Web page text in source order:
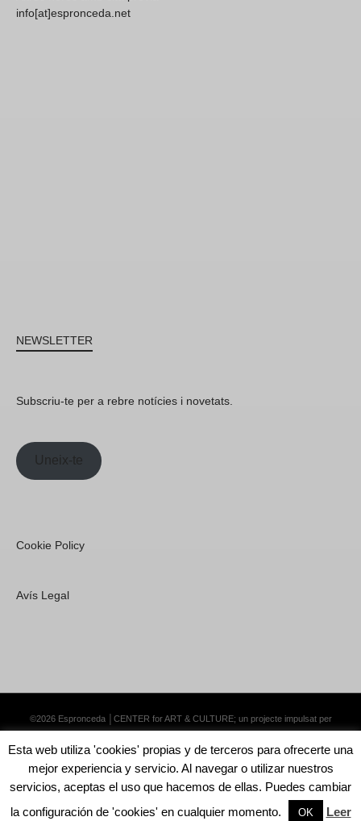
info[at]espronceda.net
NEWSLETTER
Subscriu-te per a rebre notícies i novetats.
Uneix-te
Cookie Policy
Avís Legal
©2026 Espronceda │CENTER for ART & CULTURE; un projecte impulsat per
Esta web utiliza 'cookies' propias y de terceros para ofrecerte una
mejor experiencia y servicio. Al navegar o utilizar nuestros
servicios, aceptas el uso que hacemos de ellas. Puedes cambiar
la configuración de 'cookies' en cualquier momento.
OK Leer
English Català Español